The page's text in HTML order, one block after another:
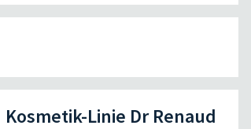
Kosmetik-Linie Dr Renaud